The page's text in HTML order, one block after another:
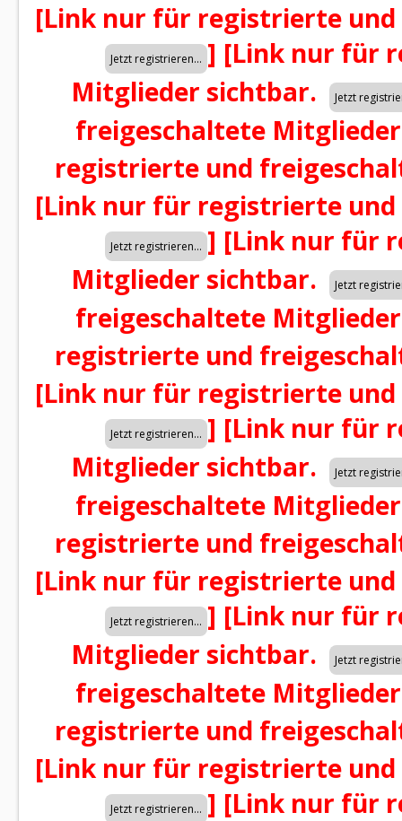
[Link nur für registrierte
] [Link nur für
Mitglieder sichtbar.
freigeschaltete
registrierte und
[Link nur für registrierte
] [Link nur für
Mitglieder sichtbar.
freigeschaltete
registrierte und
[Link nur für registrierte
] [Link nur für
Mitglieder sichtbar.
freigeschaltete
registrierte und
[Link nur für registrierte
] [Link nur für
Mitglieder sichtbar.
freigeschaltete
registrierte und
[Link nur für registrierte
] [Link nur für